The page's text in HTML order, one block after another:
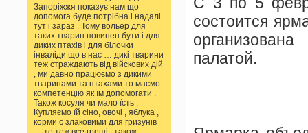
Запоріжжя показує нам що
допомога буде потрібна і надалі
тут і зараз . Тому вольер для
таких тварин повинен бути і для
диких птахів і для білочки
інваліди що в нас … дикі тварини
теж страждають від війскових дій
, ми давно працюємо з дикими
тваринами та птахами то маємо
компетенцію як їм допомогати .
Також косуля чи мало їсть .
Купляємо їй сіно, овочі , яблука ,
корми с злаковими для гризунів
состоится
палатой.